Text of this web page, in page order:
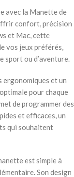
avec la Manette de
confort, précision
et Mac, cette
vos jeux préférés,
sport ou d’aventure.
ergonomiques et un
pour chaque
de programmer des
et efficaces, un
qui souhaitent
est simple à
Son design